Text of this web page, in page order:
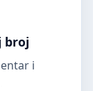
broj
i